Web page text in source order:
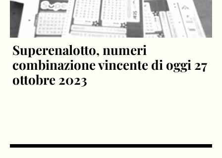
Superenalotto, numeri
combinazione vincente di oggi 27
ottobre 2023